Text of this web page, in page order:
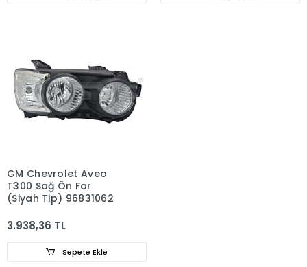
GM Chevrolet Aveo
T300 Sağ Ön Far
(Siyah Tip) 96831062
3.938,36 TL
Sepete Ekle